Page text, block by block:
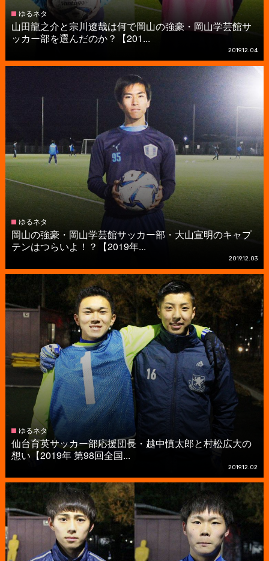
ゆるネタ
山田龍之介と宗川遼哉は何で岡山の強豪・岡山学芸館サ
ッカー部を選んだのか？【201...
2019.12.04
ゆるネタ
岡山の強豪・岡山学芸館サッカー部・大山宣明のキャプ
テンはつらいよ！？【2019年...
2019.12.03
ゆるネタ
仙台育英サッカー部応援団長・越中慎太郎と村松広大の
想い【2019年 第98回全国...
2019.12.02